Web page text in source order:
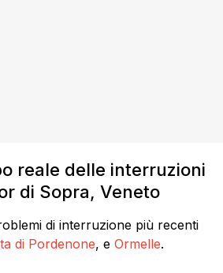
reale delle interruzioni
di Sopra, Veneto
di interruzione più recenti
di Pordenone, e Ormelle.